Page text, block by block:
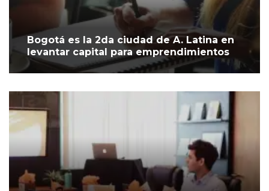
Bogotá es la 2da ciudad de A. Latina en
levantar capital para emprendimientos